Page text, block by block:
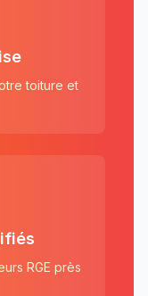
toiture et
RGE près